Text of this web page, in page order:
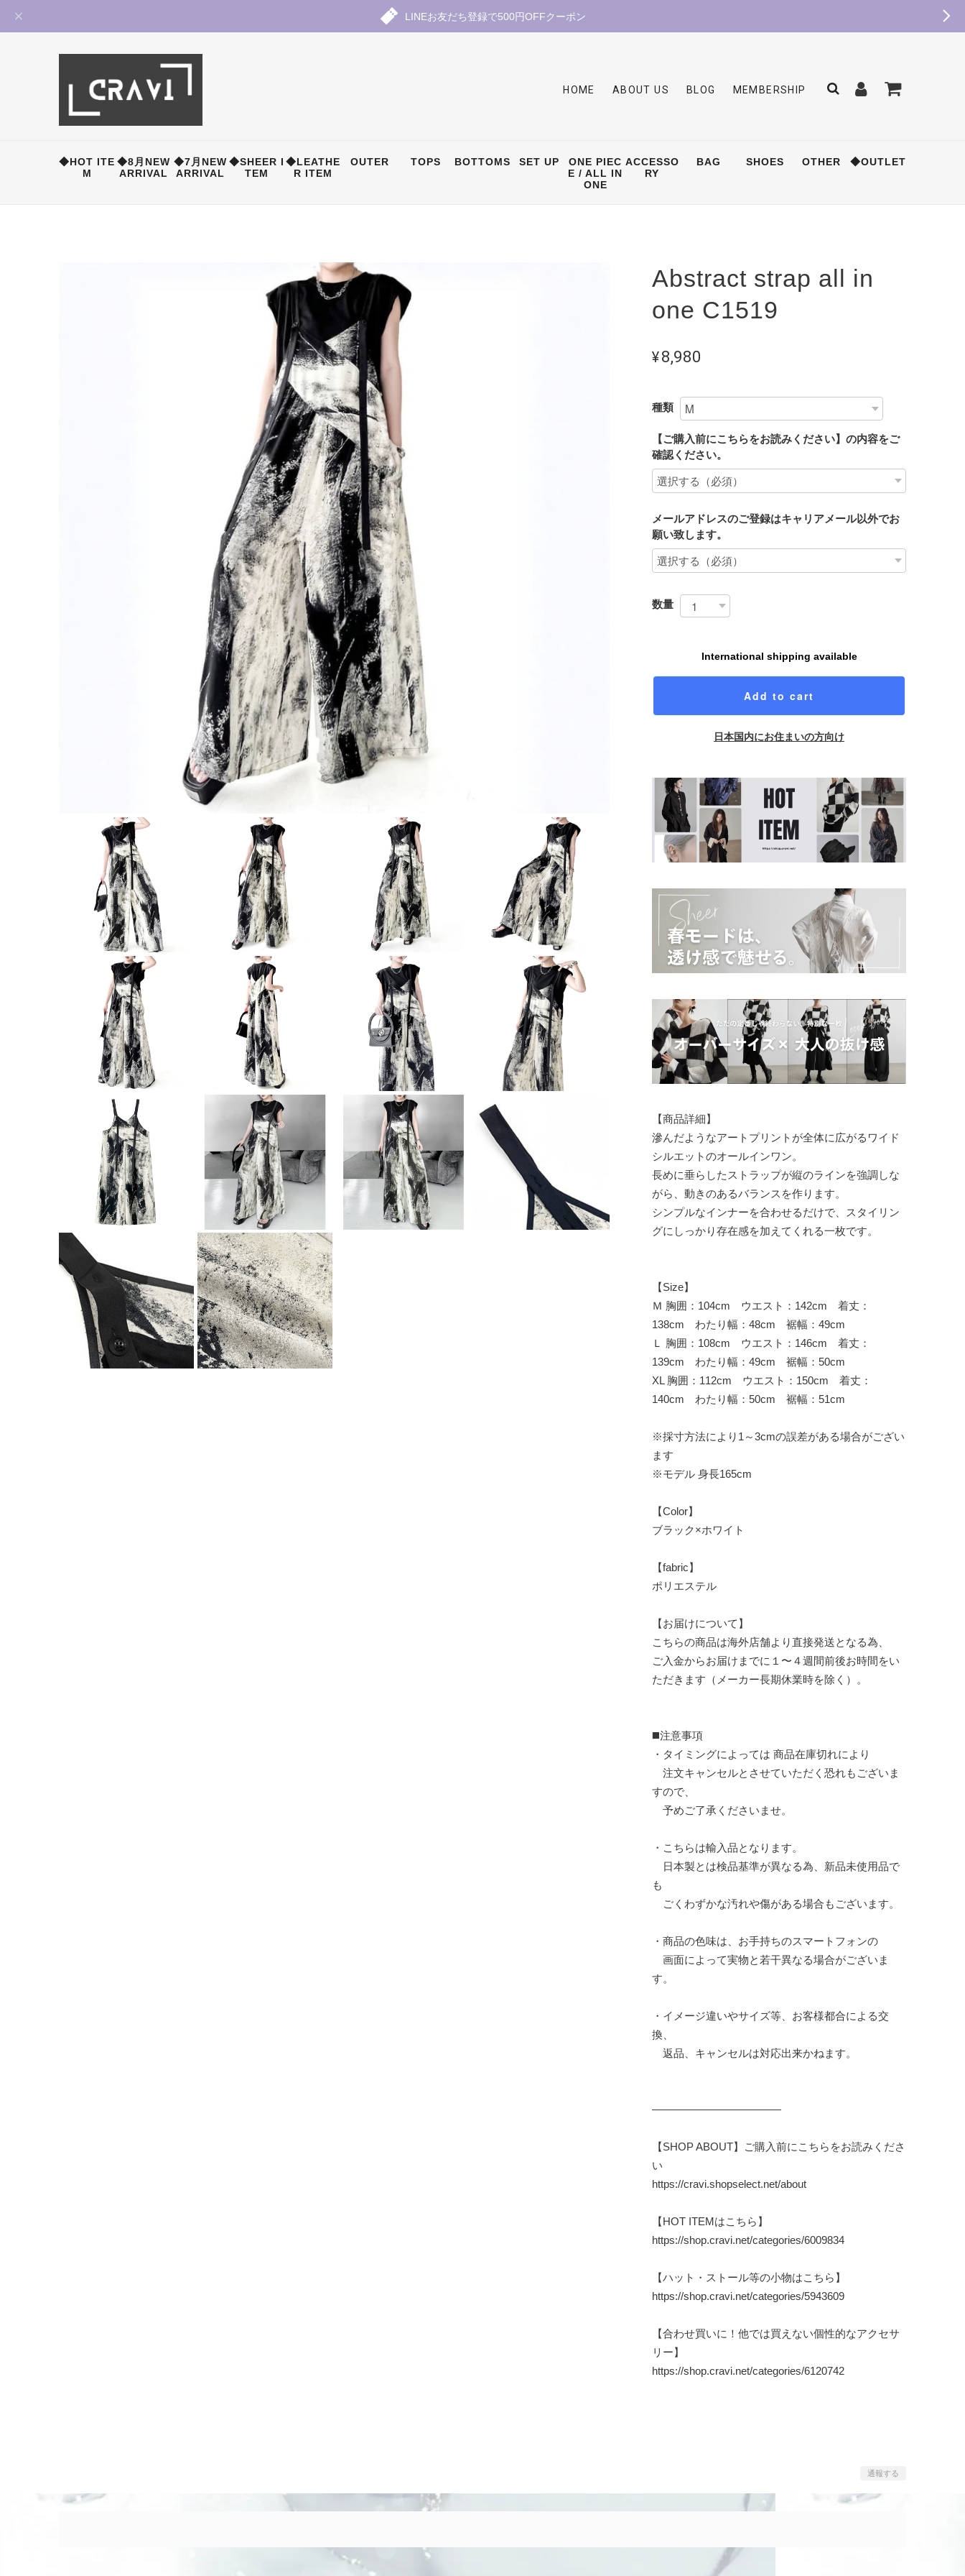
LINEお友だち登録で500円OFFクーポン
HOME ABOUT US BLOG MEMBERSHIP
◆HOT ITE
M
◆8月NEW
ARRIVAL
◆7月NEW
ARRIVAL
◆SHEER I
TEM
◆LEATHE
R ITEM
OUTER TOPS BOTTOMS SET UP
ONE PIEC
E / ALL IN
ONE
ACCESSO
RY
BAG SHOES OTHER ◆OUTLET
Abstract strap all in
one C1519
¥8,980
種類
【ご購入前にこちらをお読みください】の内容をご
確認ください。
メールアドレスのご登録はキャリアメール以外でお
願い致します。
数量
International shipping available
Add to cart
日本国内にお住まいの方向け
【商品詳細】
滲んだようなアートプリントが全体に広がるワイド
シルエットのオールインワン。
長めに垂らしたストラップが縦のラインを強調しな
がら、動きのあるバランスを作ります。
シンプルなインナーを合わせるだけで、スタイリン
グにしっかり存在感を加えてくれる一枚です。
【Size】
Ｍ 胸囲：104cm ウエスト：142cm 着丈：
138cm わたり幅：48cm 裾幅：49cm
Ｌ 胸囲：108cm ウエスト：146cm 着丈：
139cm わたり幅：49cm 裾幅：50cm
XL 胸囲：112cm ウエスト：150cm 着丈：
140cm わたり幅：50cm 裾幅：51cm
※採寸方法により1～3cmの誤差がある場合がござい
ます
※モデル 身長165cm
【Color】
ブラック×ホワイト
【fabric】
ポリエステル
【お届けについて】
こちらの商品は海外店舗より直接発送となる為、
ご入金からお届けまでに１〜４週間前後お時間をい
ただきます（メーカー長期休業時を除く）。
◼️注意事項
・タイミングによっては 商品在庫切れにより
注文キャンセルとさせていただく恐れもございま
すので、
予めご了承くださいませ。
・こちらは輸入品となります。
日本製とは検品基準が異なる為、新品未使用品で
も
ごくわずかな汚れや傷がある場合もございます。
・商品の色味は、お手持ちのスマートフォンの
画面によって実物と若干異なる場合がございま
す。
・イメージ違いやサイズ等、お客様都合による交
換、
返品、キャンセルは対応出来かねます。
————————————
【SHOP ABOUT】ご購入前にこちらをお読みくださ
い
https://cravi.shopselect.net/about
【HOT ITEMはこちら】
https://shop.cravi.net/categories/6009834
【ハット・ストール等の小物はこちら】
https://shop.cravi.net/categories/5943609
【合わせ買いに！他では買えない個性的なアクセサ
リー】
https://shop.cravi.net/categories/6120742
通報する